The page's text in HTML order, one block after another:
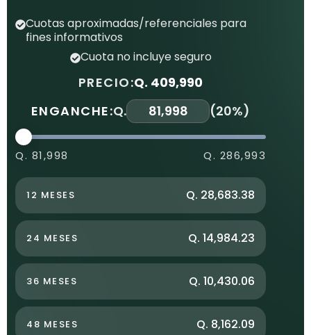
Cuotas aproximadas/referenciales para
fines informativos
Cuota no incluye seguro
PRECIO:Q. 409,990
ENGANCHE:Q. (20%)
Q. 81,998 Q. 286,993
12 MESES Q. 28,683.38
24 MESES Q. 14,984.23
36 MESES Q. 10,430.06
48 MESES Q. 8,162.09